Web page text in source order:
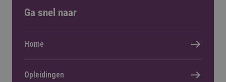
Ga snel naar
Home
Opleidingen